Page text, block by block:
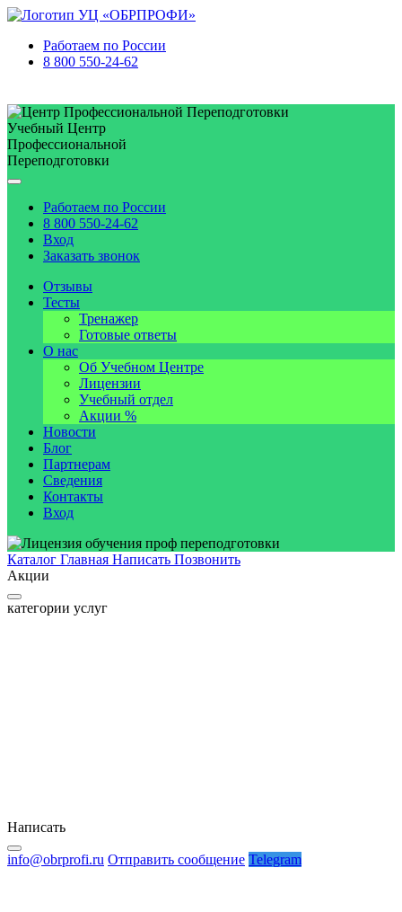
Работаем по России
8 800 550-24-62
Учебный Центр
Профессиональной
Переподготовки
Работаем по России
8 800 550-24-62
Вход
Заказать звонок
Отзывы
Тесты
Тренажер
Готовые ответы
О нас
Об Учебном Центре
Лицензии
Учебный отдел
Акции %
Новости
Блог
Партнерам
Сведения
Контакты
Вход
Каталог Главная Написать Позвонить
Акции
категории услуг
Написать
info@obrprofi.ru Отправить сообщение Telegram